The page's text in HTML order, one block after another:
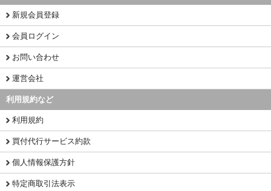
新規会員登録
会員ログイン
お問い合わせ
運営会社
利用規約など
利用規約
買付代行サービス約款
個人情報保護方針
特定商取引法表示